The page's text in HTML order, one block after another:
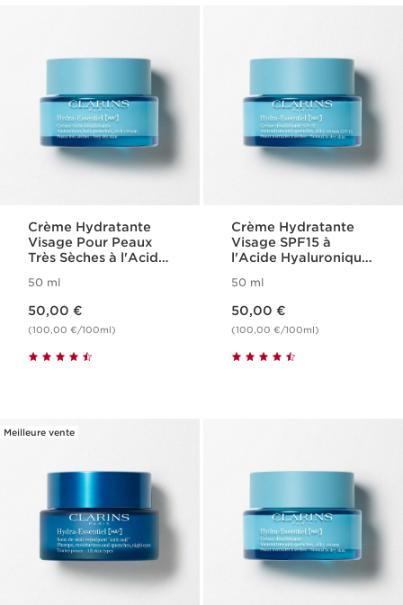
Crème Hydratante
Visage Pour Peaux
Très Sèches à l'Acide
Hydra-Essentiel
50 ml
50,00 €
(100,00 €/100ml)
Crème Hydratante
Visage SPF15 à
l'Acide Hyaluronique
50 ml
50,00 €
(100,00 €/100ml)
Meilleure vente